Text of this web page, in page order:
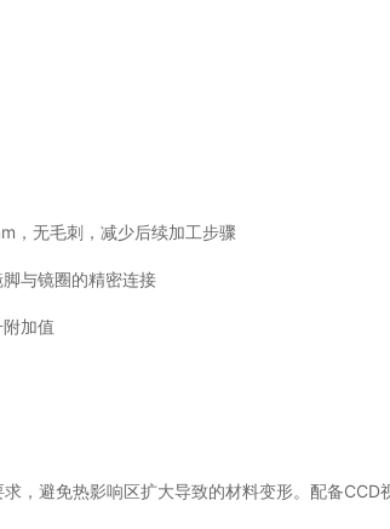
，无毛刺，减少后续加工步骤
与镜圈的精密连接
加值
避免热影响区扩大导致的材料变形。配备CCD